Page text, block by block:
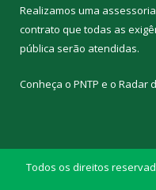
Realizamos uma assessoria
contrato que todas as
pública serão atendidas.
Conheça o PNTP e o Radar
Todos os direitos